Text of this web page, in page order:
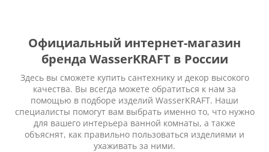
Официальный интернет-магазин
бренда WasserKRAFT в России
Здесь вы сможете купить сантехнику и декор высокого
качества. Вы всегда можете обратиться к нам за
помощью в подборе изделий WasserKRAFT. Наши
специалисты помогут вам выбрать именно то, что нужно
для вашего интерьера ванной комнаты, а также
объяснят, как правильно пользоваться изделиями и
ухаживать за ними.